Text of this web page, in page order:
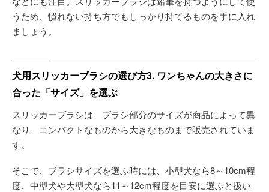
うため、慣れない持ち方でもしっかり持てるものを手に入れ
ましょう。
犬用スリッカーブラシの選び方3. ワンちゃんの大きさに
合った「サイズ」を選ぶ
スリッカーブラシは、ブラシ部分のサイズが商品によって異
なり、コンパクトなものから大きなものまで販売されていま
す。
そこで、ブラシサイズを選ぶ時には、小型犬なら8～10cm程
度、中型犬や大型犬なら11～12cm程度を目安に選ぶと扱い